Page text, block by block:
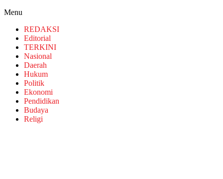
Menu
REDAKSI
Editorial
TERKINI
Nasional
Daerah
Hukum
Politik
Ekonomi
Pendidikan
Budaya
Religi